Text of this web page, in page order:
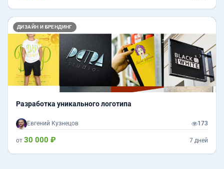
ДИЗАЙН И БРЕНДИНГ
Назад
Разработка уникального логотипа
Евгений Кузнецов 173
от 30 000 ₽ 7 дней